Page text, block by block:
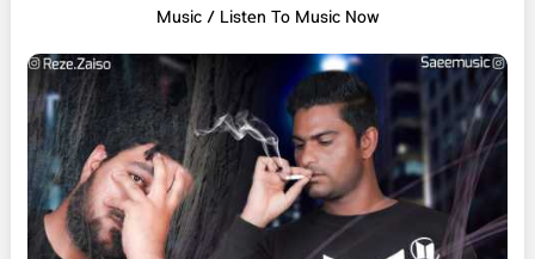
Music / Listen To Music Now